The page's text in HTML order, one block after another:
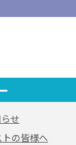
せ
の皆様へ